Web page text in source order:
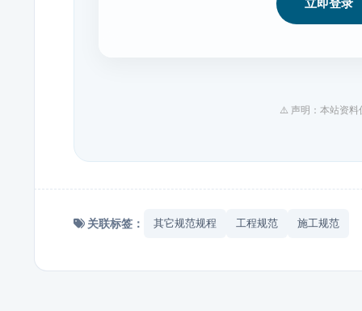
⚠️ 声明：本站资料
关联标签： 其它规范规程 工程规范 施工规范